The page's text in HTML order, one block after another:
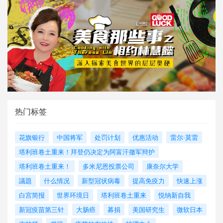
热门标签
花旗银行 中国将军 处罚计划 优惠活动
雷尔·莫雷
塔利班卷土重来！拜登仍决定为阿富汗撤军辩护
塔利班卷土重来！
多米尼恩投票公司
康奈尔大学
議題
什么情况 新型冠状病毒 提高免疫力
快速上涨
白宫简报
世界环境日 塔利班卷土重来
悦纳新自我
新冠疫苗第三针
大肠癌 募捐 美国研究生
微软日本